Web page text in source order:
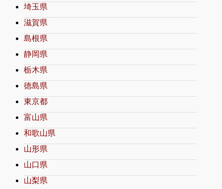
埼玉県
滋賀県
島根県
静岡県
栃木県
徳島県
東京都
富山県
和歌山県
山形県
山口県
山梨県